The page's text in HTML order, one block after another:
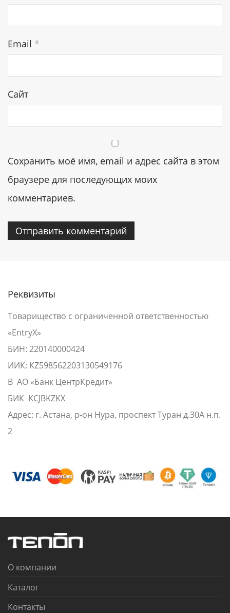
Email *
Сайт
Сохранить моё имя, email и адрес сайта в этом
браузере для последующих моих
комментариев.
Реквизиты
Товарищество с ограниченной ответственностью
«EntryX»
БИН: 220140000424
ИИК: KZ598562203130549176
В АО «Банк ЦентрКредит»
БИК KCJBKZKX
Адрес: г. Астана, р-он Нура, проспект Туран д.30А н.п.
2
О компании
Каталог
Контакты